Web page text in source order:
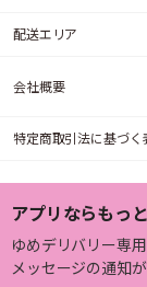
配送エリア
会社概要
特定商取引法に基づく
アプリならもっ
ゆめデリバリー専用
メッセージの通知